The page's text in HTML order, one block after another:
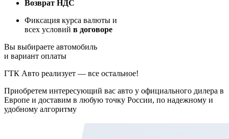
Возврат НДС
Фиксация курса валюты и
всех условий в договоре
Вы выбираете автомобиль
и вариант оплаты
ГТК Авто реализует — все остальное!
Приобретем интересующий вас авто у официального дилера в
Европе и доставим в любую точку России, по надежному и
удобному алгоритму